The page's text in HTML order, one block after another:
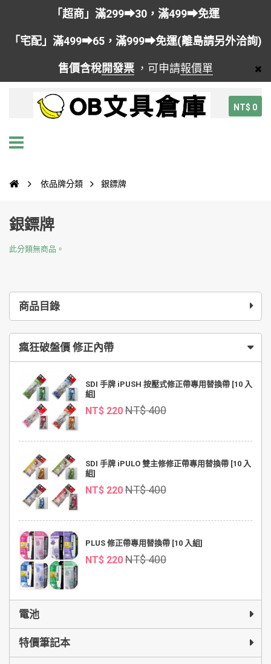
「超商」滿299➡30，滿499➡免運
「宅配」滿499➡65，滿999➡免運(離島請另外洽詢)
售價含稅開發票 ，可申請報價單
NT$ 0
依品牌分類 銀鏢牌
商品目錄
瘋狂破盤價 修正內帶
SDI 手牌 iPUSH 按壓式修正帶專用替換帶 [10 入
組]
NT$ 220 NT$ 400
SDI 手牌 iPULO 雙主修修正帶專用替換帶 [10 入
組]
NT$ 220 NT$ 400
PLUS 修正帶專用替換帶 [10 入組]
NT$ 220 NT$ 400
電池
特價筆記本
銀鏢牌
此分類無商品。